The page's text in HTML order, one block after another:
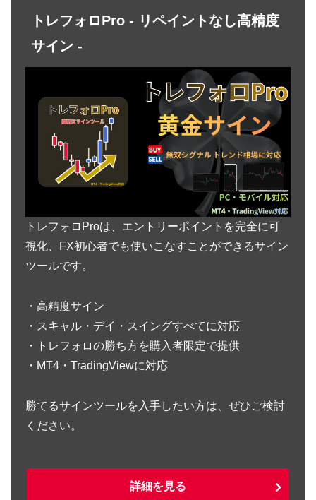
トレフォロPro - リペイントなし高精度
サイン -
トレフォロProは、エントリーポイントを完全に可
視化、FX初心者でも使いこなすことができるサイン
ツールです。
・高精度サイン
・スキャル・デイ・スイングすべてに対応
・トレフォロの勝ち方を購入者限定で提供
・MT4・TradingViewに対応
勝てるサインツールを入手したい方は、ぜひご検討
ください。
詳細を見る